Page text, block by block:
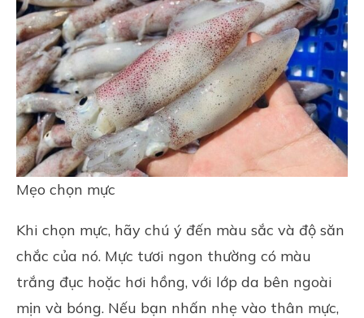
Mẹo chọn mực
Khi chọn mực, hãy chú ý đến màu sắc và độ săn
chắc của nó. Mực tươi ngon thường có màu
trắng đục hoặc hơi hồng, với lớp da bên ngoài
mịn và bóng. Nếu bạn nhấn nhẹ vào thân mực,